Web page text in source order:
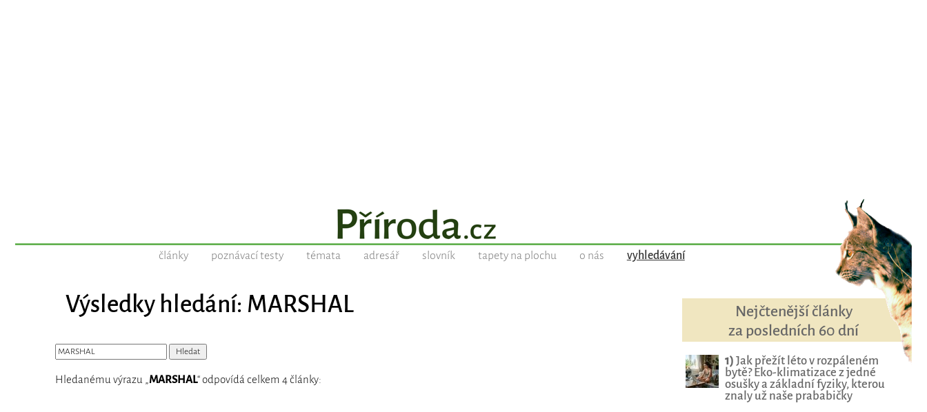
články poznávací testy témata adresář slovník tapety na plochu o nás vyhledávání
Výsledky hledání: MARSHAL
Hledanému výrazu „ MARSHAL“ odpovídá celkem 4 články:
Nejčtenější články
za posledních 60 dní
1) Jak přežít léto v rozpáleném
bytě? Eko-klimatizace z jedné
osušky a základní fyziky, kterou
znaly už naše prababičky